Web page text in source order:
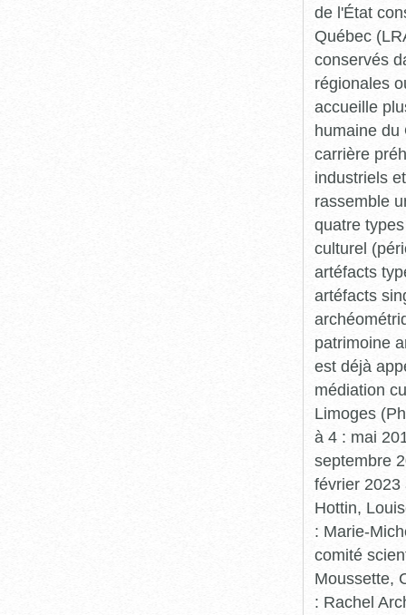
de l'État
Québec
conservés
régionales
accueille
humaine du
carrière
industriels
rassemble
quatre
culturel
artéfacts
artéfacts
patrimoine
est déjà
médiation
Limoges
à 4 : mai
septembre
février 2023
Hottin,
: Marie-
comité
Moussette,
: Rachel